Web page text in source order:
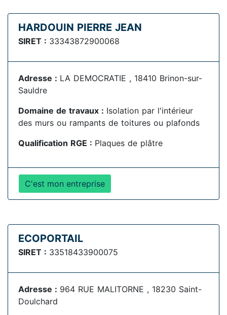
HARDOUIN PIERRE JEAN
SIRET : 33343872900068
Adresse : LA DEMOCRATIE , 18410 Brinon-sur-
Sauldre
Domaine de travaux : Isolation par l'intérieur
des murs ou rampants de toitures ou plafonds
Qualification RGE : Plaques de plâtre
C'est mon entreprise
ECOPORTAIL
SIRET : 33518433900075
Adresse : 964 RUE MALITORNE , 18230 Saint-
Doulchard